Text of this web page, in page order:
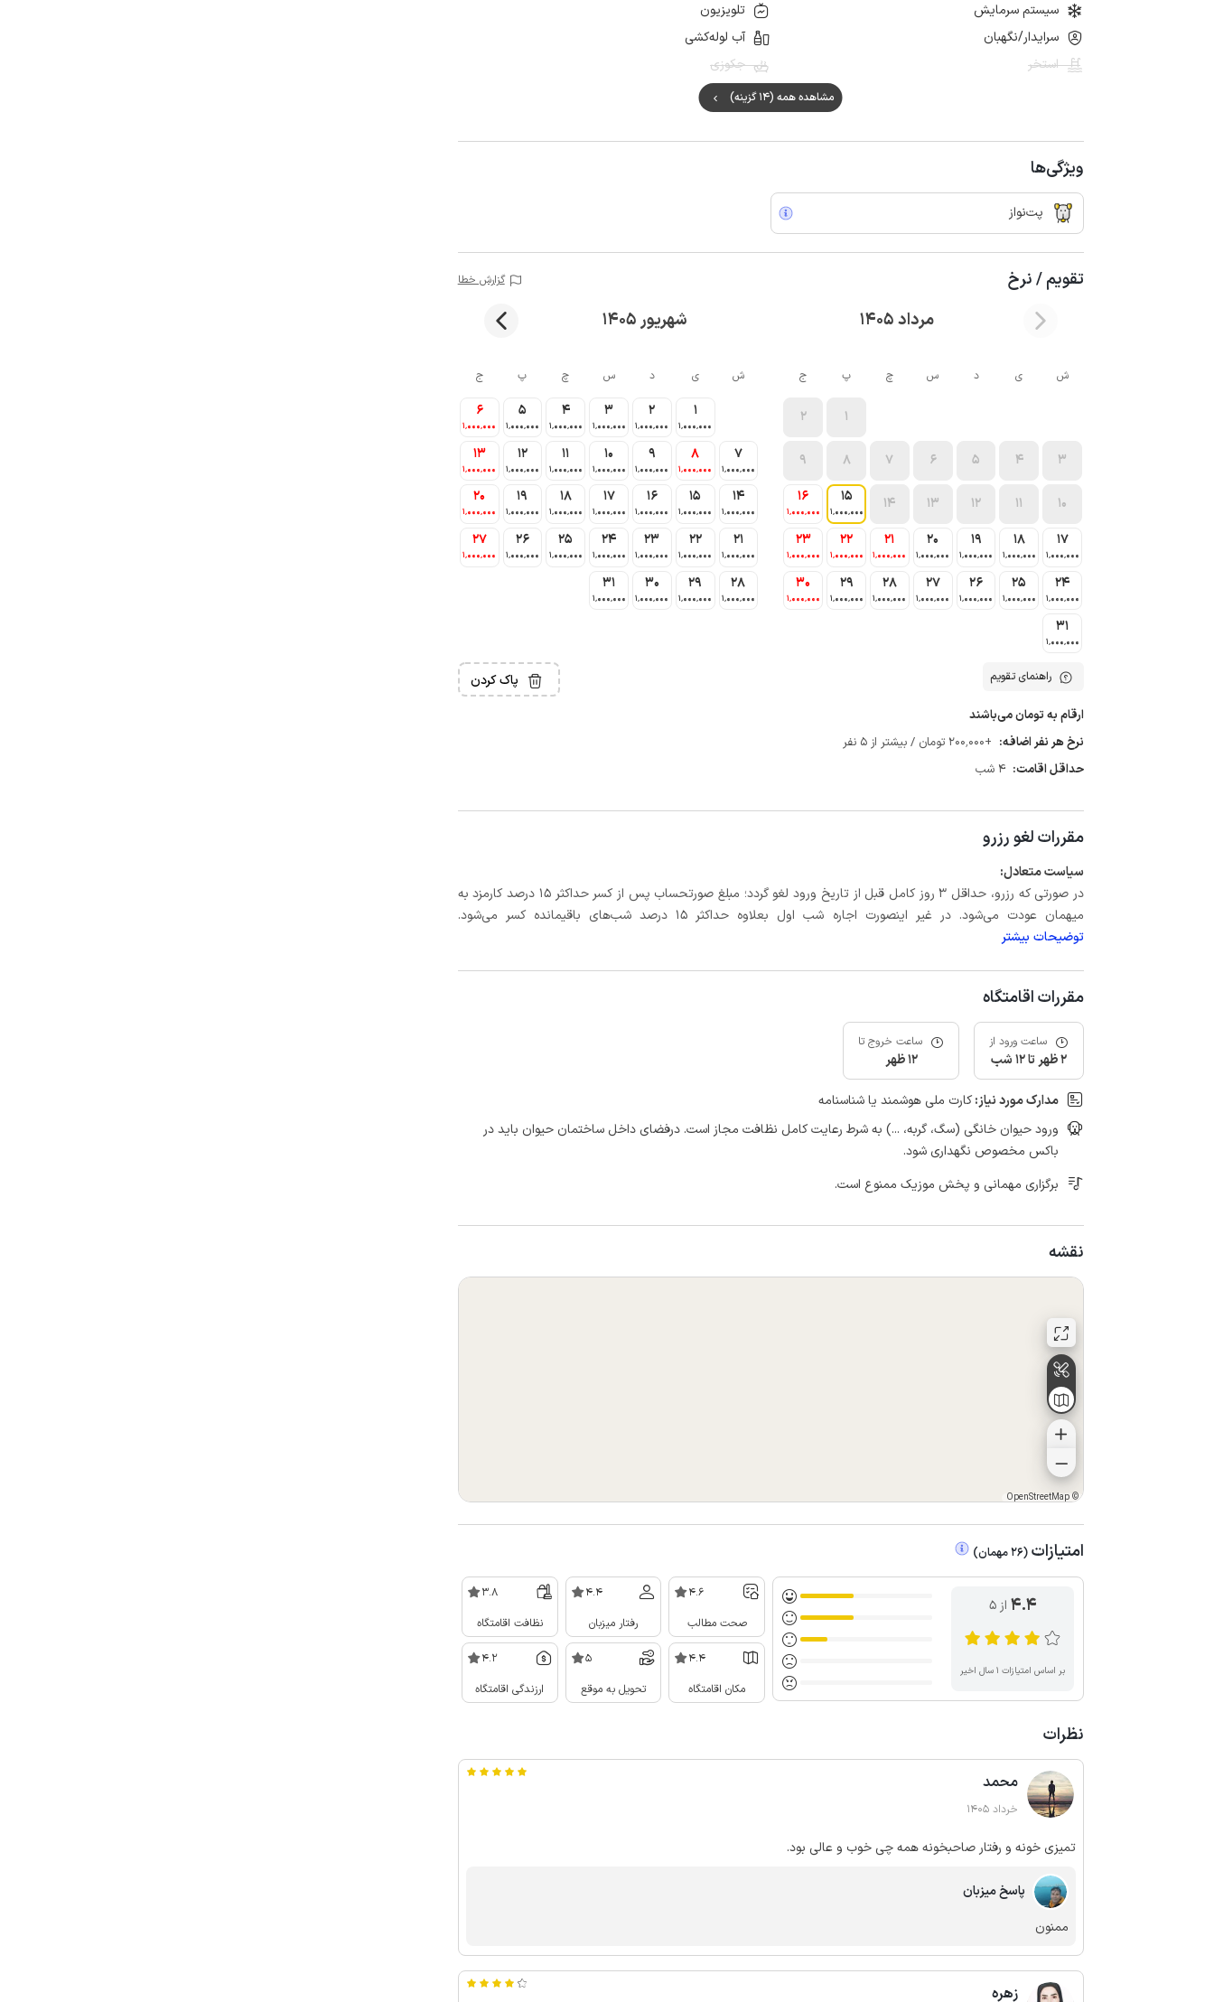
سیستم سرمایش
تلویزیون
سرایدار/نگهبان
آب لوله‌کشی
استخر
جکوزی
مشاهده همه (14 گزینه)
ویژگی‌ها
پت‌نواز
تقویم / نرخ گزارش خطا
مرداد 1405 شهریور 1405
ش ی د س چ پ ج
1
2
3
4
5
6
7
8
9
10
11
12
13
14
15
1٬000٬000
16
1٬000٬000
17
1٬000٬000
18
1٬000٬000
19
1٬000٬000
20
1٬000٬000
21
1٬000٬000
22
1٬000٬000
23
1٬000٬000
24
1٬000٬000
25
1٬000٬000
26
1٬000٬000
27
1٬000٬000
28
1٬000٬000
29
1٬000٬000
30
1٬000٬000
31
1٬000٬000
ش ی د س چ پ ج
1
1٬000٬000
2
1٬000٬000
3
1٬000٬000
4
1٬000٬000
5
1٬000٬000
6
1٬000٬000
7
1٬000٬000
8
1٬000٬000
9
1٬000٬000
10
1٬000٬000
11
1٬000٬000
12
1٬000٬000
13
1٬000٬000
14
1٬000٬000
15
1٬000٬000
16
1٬000٬000
17
1٬000٬000
18
1٬000٬000
19
1٬000٬000
20
1٬000٬000
21
1٬000٬000
22
1٬000٬000
23
1٬000٬000
24
1٬000٬000
25
1٬000٬000
26
1٬000٬000
27
1٬000٬000
28
1٬000٬000
29
1٬000٬000
30
1٬000٬000
31
1٬000٬000
راهنمای تقویم پاک کردن
ارقام به تومان می‌باشند
نرخ هر نفر اضافه: +200٬000 تومان / بیشتر از 5 نفر
حداقل اقامت: 4 شب
مقررات لغو رزرو
سیاست متعادل:
در صورتی که رزرو، حداقل 3 روز کامل قبل از تاریخ ورود لغو گردد؛ مبلغ صورتحساب پس از کسر حداکثر 15 درصد کارمزد به
میهمان عودت می‌شود. در غیر اینصورت اجاره شب اول بعلاوه حداکثر 15 درصد شب‌های باقیمانده کسر می‌شود.
توضیحات بیشتر
مقررات اقامتگاه
ساعت ورود از
2 ظهر تا 12 شب
ساعت خروج تا
12 ظهر
مدارک مورد نیاز:کارت ملی هوشمند یا شناسنامه
ورود حیوان خانگی (سگ، گربه، ...) به شرط رعایت کامل نظافت مجاز است. درفضای داخل ساختمان حیوان باید در
باکس مخصوص نگهداری شود.
برگزاری مهمانی و پخش موزیک ممنوع است.
نقشه
©
OpenStreetMap
امتیازات (
26مهمان)
4.4 از ۵
بر اساس امتیازات ۱ سال اخیر
4.6
صحت مطالب
4.4
رفتار میزبان
3.8
نظافت اقامتگاه
4.4
مکان اقامتگاه
5
تحویل به موقع
4.2
ارزندگی اقامتگاه
نظرات
محمد
خرداد 1405
تمیزی خونه و رفتار صاحبخونه همه چی خوب و عالی بود.
پاسخ میزبان
ممنون
زهره